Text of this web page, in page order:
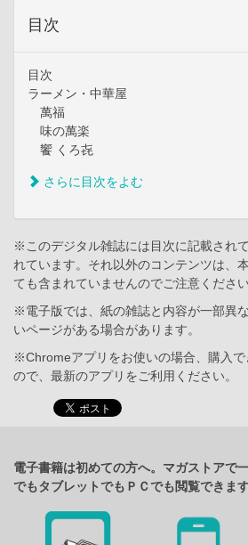
目次
目次
ラーメン・中華屋
萬福
味の萬楽
饗 くろ㐂
さらに目次をよむ
※このデジタル雑誌には目次に記載され
れています。それ以外のコンテンツは、
ても含まれていませんのでご注意ください
※電子版では、紙の雑誌と内容が一部異
いページがある場合があります。
※Chromeアプリをお使いの場合、購入
ので、最新のアプリをご利用ください。
電子書籍は初めての方へ。マガストアで
でもタブレットでもＰＣでも閲覧できます